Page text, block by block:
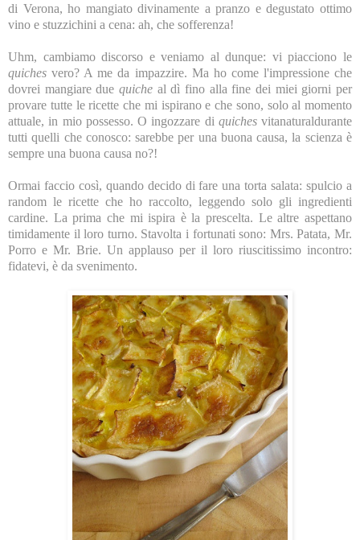
di Verona, ho mangiato divinamente a pranzo e degustato ottimo
vino e stuzzichini a cena: ah, che sofferenza!
Uhm, cambiamo discorso e veniamo al dunque: vi piacciono le
quichesvero? A me da impazzire. Ma ho come l'impressione che
dovrei mangiare due quiche al dì fino alla fine dei miei giorni per
provare tutte le ricette che mi ispirano e che sono, solo al momento
attuale, in mio possesso. O ingozzare di quiches vitanaturaldurante
tutti quelli che conosco: sarebbe per una buona causa, la scienza è
sempre una buona causa no?!
Ormai faccio così, quando decido di fare una torta salata: spulcio a
random le ricette che ho raccolto, leggendo solo gli ingredienti
cardine. La prima che mi ispira è la prescelta. Le altre aspettano
timidamente il loro turno. Stavolta i fortunati sono: Mrs. Patata, Mr.
Porro e Mr. Brie. Un applauso per il loro riuscitissimo incontro:
fidatevi, è da svenimento.